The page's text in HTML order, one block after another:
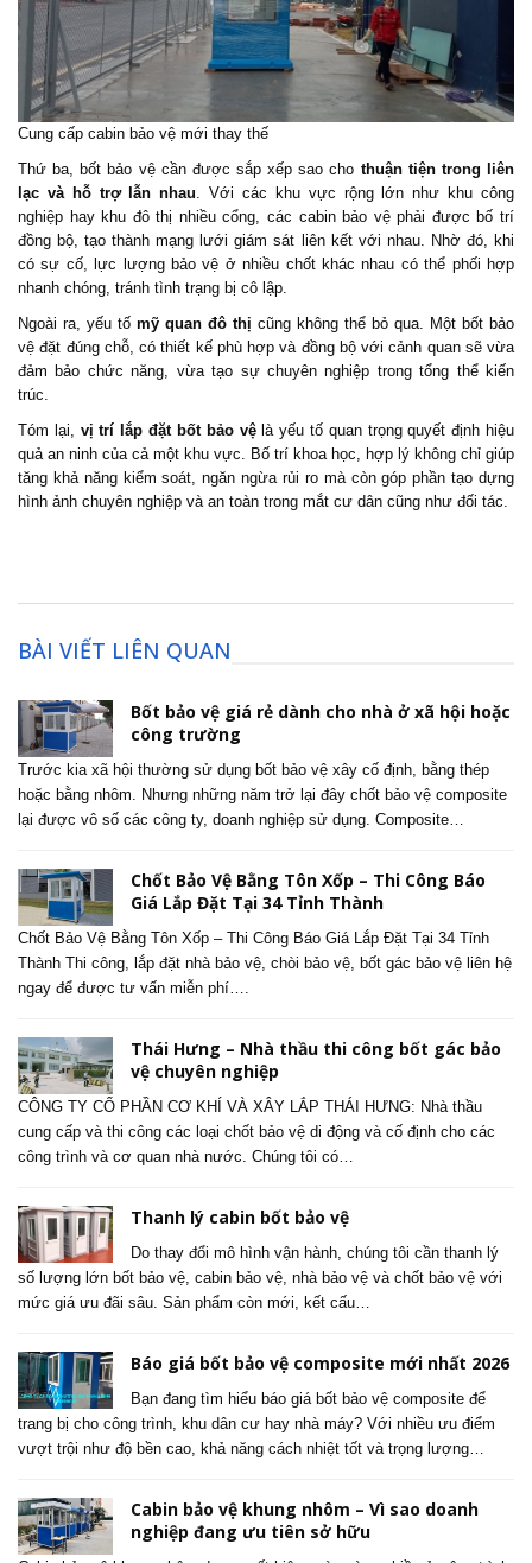
Cung cấp cabin bảo vệ mới thay thế
Thứ ba, bốt bảo vệ cần được sắp xếp sao cho thuận tiện trong liên
lạc và hỗ trợ lẫn nhau . Với các khu vực rộng lớn như khu công
nghiệp hay khu đô thị nhiều cổng, các cabin bảo vệ phải được bố trí
đồng bộ, tạo thành mạng lưới giám sát liên kết với nhau. Nhờ đó, khi
có sự cố, lực lượng bảo vệ ở nhiều chốt khác nhau có thể phối hợp
nhanh chóng, tránh tình trạng bị cô lập.
Ngoài ra, yếu tố mỹ quan đô thị cũng không thể bỏ qua. Một bốt bảo
vệ đặt đúng chỗ, có thiết kế phù hợp và đồng bộ với cảnh quan sẽ vừa
đảm bảo chức năng, vừa tạo sự chuyên nghiệp trong tổng thể kiến
trúc.
Tóm lại, vị trí lắp đặt bốt bảo vệlà yếu tố quan trọng quyết định hiệu
quả an ninh của cả một khu vực. Bố trí khoa học, hợp lý không chỉ giúp
tăng khả năng kiểm soát, ngăn ngừa rủi ro mà còn góp phần tạo dựng
hình ảnh chuyên nghiệp và an toàn trong mắt cư dân cũng như đối tác.
BÀI VIẾT LIÊN QUAN
Bốt bảo vệ giá rẻ dành cho nhà ở xã hội hoặc
công trường
Trước kia xã hội thường sử dụng bốt bảo vệ xây cố định, bằng thép
hoặc bằng nhôm. Nhưng những năm trở lại đây chốt bảo vệ composite
lại được vô số các công ty, doanh nghiệp sử dụng. Composite…
Chốt Bảo Vệ Bằng Tôn Xốp – Thi Công Báo
Giá Lắp Đặt Tại 34 Tỉnh Thành
Chốt Bảo Vệ Bằng Tôn Xốp – Thi Công Báo Giá Lắp Đặt Tại 34 Tỉnh
Thành Thi công, lắp đặt nhà bảo vệ, chòi bảo vệ, bốt gác bảo vệ liên hệ
ngay để được tư vấn miễn phí….
Thái Hưng – Nhà thầu thi công bốt gác bảo
vệ chuyên nghiệp
CÔNG TY CỔ PHẦN CƠ KHÍ VÀ XÂY LẮP THÁI HƯNG: Nhà thầu
cung cấp và thi công các loại chốt bảo vệ di động và cố định cho các
công trình và cơ quan nhà nước. Chúng tôi có…
Thanh lý cabin bốt bảo vệ
Do thay đổi mô hình vận hành, chúng tôi cần thanh lý
số lượng lớn bốt bảo vệ, cabin bảo vệ, nhà bảo vệ và chốt bảo vệ với
mức giá ưu đãi sâu. Sản phẩm còn mới, kết cấu…
Báo giá bốt bảo vệ composite mới nhất 2026
Bạn đang tìm hiểu báo giá bốt bảo vệ composite để
trang bị cho công trình, khu dân cư hay nhà máy? Với nhiều ưu điểm
vượt trội như độ bền cao, khả năng cách nhiệt tốt và trọng lượng…
Cabin bảo vệ khung nhôm – Vì sao doanh
nghiệp đang ưu tiên sở hữu